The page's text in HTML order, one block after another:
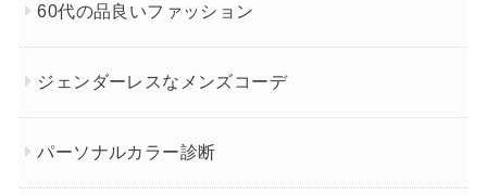
60代の品良いファッション
ジェンダーレスなメンズコーデ
パーソナルカラー診断